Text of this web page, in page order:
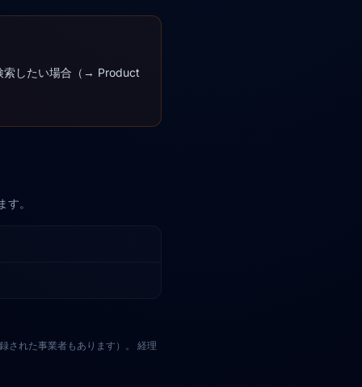
索したい場合（→ Product
。
された事業者もあります）。 経理